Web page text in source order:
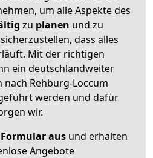
um alle Aspekte des
zu planen und zu
dass alles
Mit der richtigen
ein deutschlandweiter
nach Rehburg-Loccum
werden und dafür
wir.
ausund erhalten
Angebote